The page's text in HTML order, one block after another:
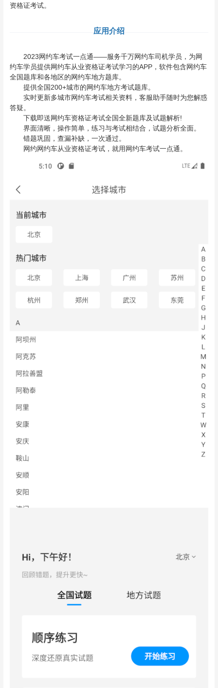
资格证考试。
应用介绍
2023网约车考试一点通——服务千万网约车司机学员，为网
约车学员提供网约车从业资格证考试学习的APP，软件包含网约车
全国题库和各地区的网约车地方题库。
提供全国200+城市的网约车地方考试题库。
实时更新多城市网约车考试相关资料，客服助手随时为您解惑
答疑。
下载即送网约车资格证考试全国全新题库及试题解析!
界面清晰，操作简单，练习与考试相结合，试题分析全面。
错题巩固，查漏补缺，一次通过。
网约网约车从业资格证考试，就用网约车考试一点通。